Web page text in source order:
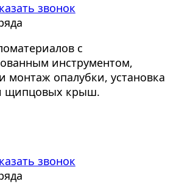
звонок
с
инструментом,
монтаж опалубки, установка
щипцовых крыш.
звонок